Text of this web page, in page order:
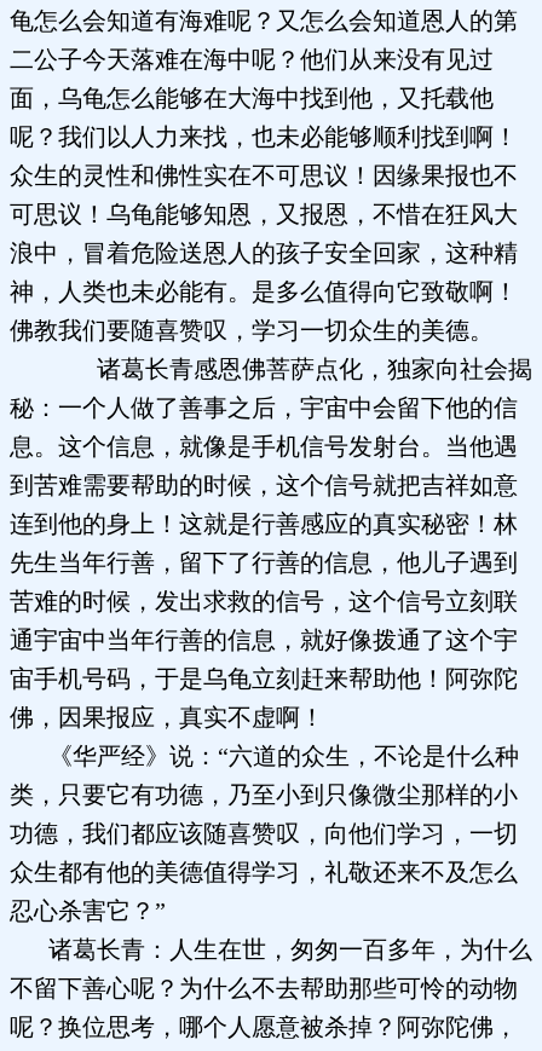
龟怎么会知道有海难呢？又怎么会知道恩人的第
二公子今天落难在海中呢？他们从来没有见过
面，乌龟怎么能够在大海中找到他，又托载他
呢？我们以人力来找，也未必能够顺利找到啊！
众生的灵性和佛性实在不可思议！因缘果报也不
可思议！乌龟能够知恩，又报恩，不惜在狂风大
浪中，冒着危险送恩人的孩子安全回家，这种精
神，人类也未必能有。是多么值得向它致敬啊！
佛教我们要随喜赞叹，学习一切众生的美德。
诸葛长青感恩佛菩萨点化，独家向社会揭
秘：一个人做了善事之后，宇宙中会留下他的信
息。这个信息，就像是手机信号发射台。当他遇
到苦难需要帮助的时候，这个信号就把吉祥如意
连到他的身上！这就是行善感应的真实秘密！林
先生当年行善，留下了行善的信息，他儿子遇到
苦难的时候，发出求救的信号，这个信号立刻联
通宇宙中当年行善的信息，就好像拨通了这个宇
宙手机号码，于是乌龟立刻赶来帮助他！阿弥陀
佛，因果报应，真实不虚啊！
《华严经》说：“六道的众生，不论是什么种
类，只要它有功德，乃至小到只像微尘那样的小
功德，我们都应该随喜赞叹，向他们学习，一切
众生都有他的美德值得学习，礼敬还来不及怎么
忍心杀害它？”
诸葛长青：人生在世，匆匆一百多年，为什么
不留下善心呢？为什么不去帮助那些可怜的动物
呢？换位思考，哪个人愿意被杀掉？阿弥陀佛，